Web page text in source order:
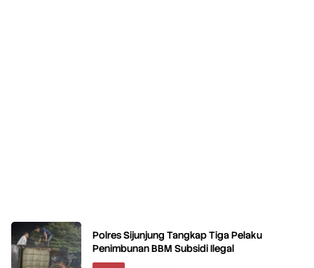
Polres Sijunjung Tangkap Tiga Pelaku
Penimbunan BBM Subsidi Ilegal